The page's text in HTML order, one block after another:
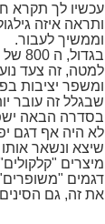
עכשיו לך תקרא
ותראה איזה
וממשיך לעבור.
למטה, זה צעד
ומשפר יציבות
שבגלל זה עובר
בסדרה הבאה
לא היה אף דגם
שיצא ונשאר
מיצרים
דגמים
את זה, גם